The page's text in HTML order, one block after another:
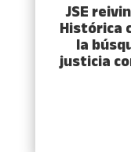
JSE
Histórica
la
justicia